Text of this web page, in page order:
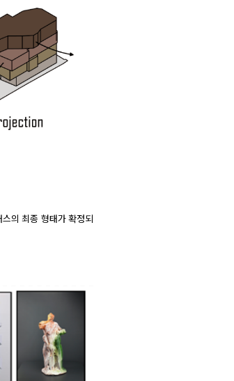
의 최종 형태가 확정되